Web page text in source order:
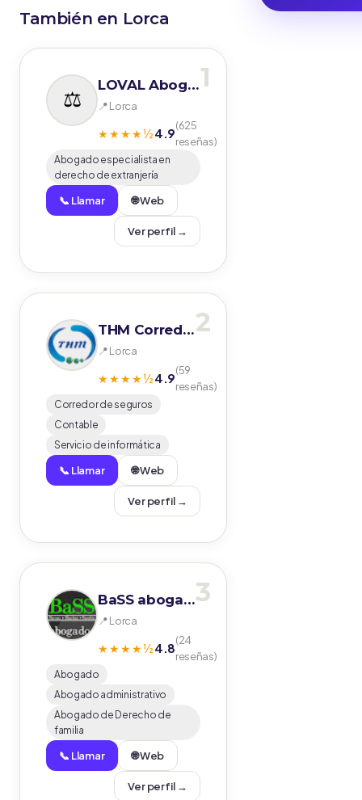
También en Lorca
1
LOVAL Abogados
📍 Lorca
★★★★½4.9(625
reseñas)
Abogado especialista en
derecho de extranjería
📞 Llamar 🌐 Web
Ver perfil →
2
THM Correduría de Seguros S.Coop. Espabrok Lorca
📍 Lorca
★★★★½4.9(59
reseñas)
Corredor de seguros
Contable
Servicio de informática
📞 Llamar 🌐 Web
Ver perfil →
3
BaSS abogados
📍 Lorca
★★★★½4.8(24
reseñas)
Abogado
Abogado administrativo
Abogado de Derecho de
familia
📞 Llamar 🌐 Web
Ver perfil →